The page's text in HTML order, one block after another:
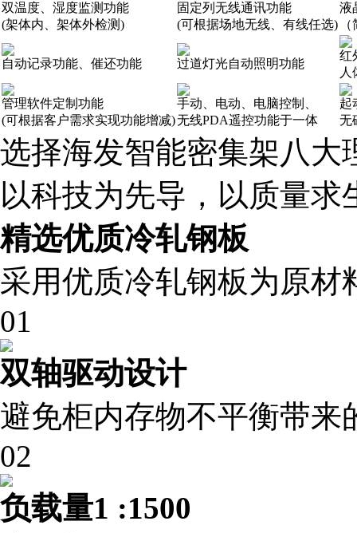
双温度、湿度监测功能
(架体内、架体外检测)
固定列无线通讯功能
(可根据场地无线、有线任选)
液
自动记录功能、催还功能 过道灯光自动照明功能
红
人
管理软件定制功能
(可根据客户需求实现功能增减)
手动、电动、电脑控制、
无线PDA遥控功能于一体
起
无
选择海发智能密集架八大
以科技为先导，以质量求
精选优质冷轧钢板
采用优质冷轧钢板为原材
01
双轴驱动设计
避免柜内存物不平衡带来
02
负载量1 :1500